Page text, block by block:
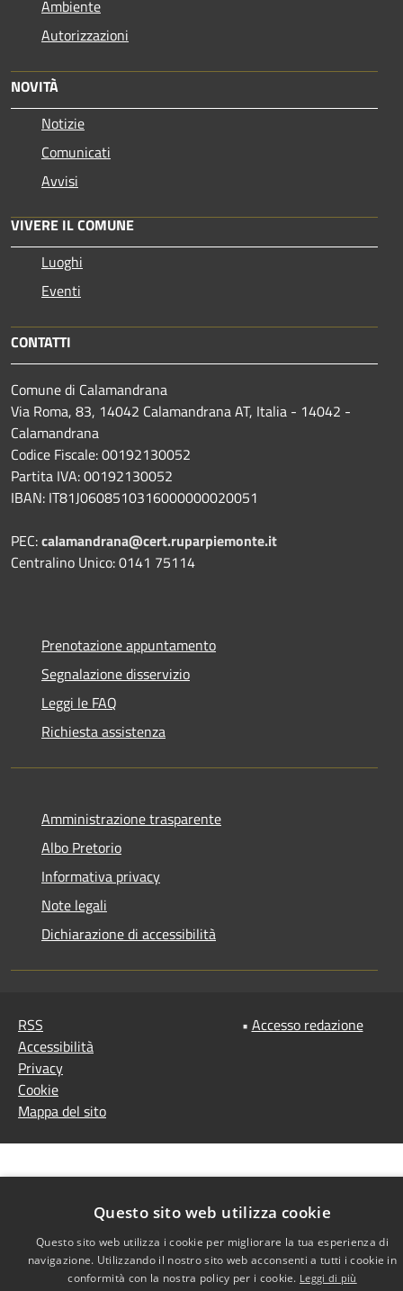
Ambiente
Autorizzazioni
NOVITÀ
Notizie
Comunicati
Avvisi
VIVERE IL COMUNE
Luoghi
Eventi
CONTATTI
Comune di Calamandrana
Via Roma, 83, 14042 Calamandrana AT, Italia - 14042 -
Calamandrana
Codice Fiscale: 00192130052
Partita IVA: 00192130052
IBAN: IT81J0608510316000000020051
PEC:calamandrana@cert.ruparpiemonte.it
Centralino Unico: 0141 75114
Prenotazione appuntamento
Segnalazione disservizio
Leggi le FAQ
Richiesta assistenza
Amministrazione trasparente
Albo Pretorio
Informativa privacy
Note legali
Dichiarazione di accessibilità
RSS
Accessibilità
Privacy
Cookie
Mappa del sito
• Accesso redazione
Questo sito web utilizza cookie
Questo sito web utilizza i cookie per migliorare la tua esperienza di
navigazione. Utilizzando il nostro sito web acconsenti a tutti i cookie in
conformità con la nostra policy per i cookie. Leggi di più